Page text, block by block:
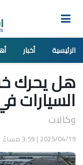
الرئيسية أخبار
هل يحرك
السيارات
وكالات
2025/04/19 | 3:59 مساءً